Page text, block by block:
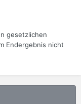
gesetzlichen
Endergebnis nicht